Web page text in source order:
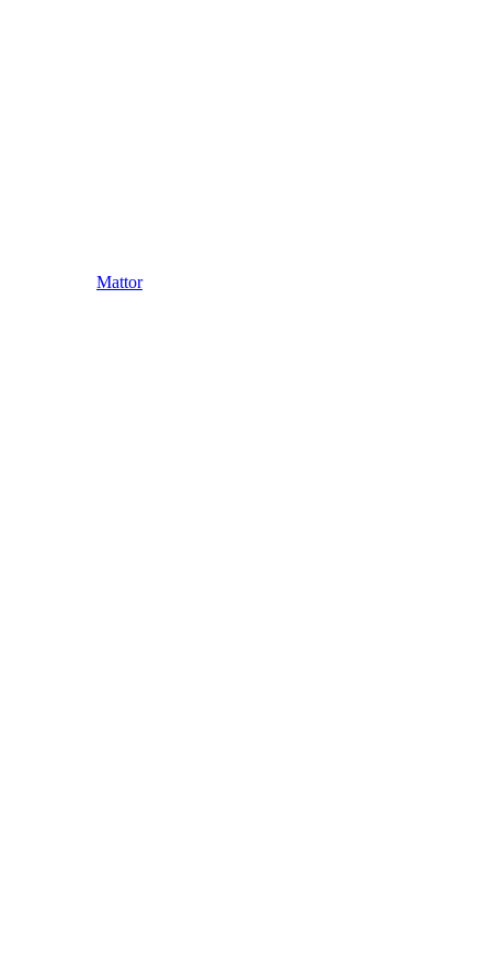
Mattor